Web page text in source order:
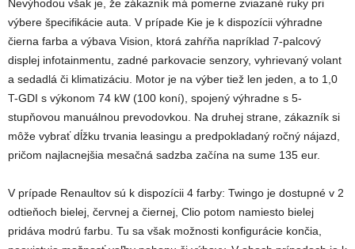
Nevýhodou však je, že zákazník má pomerne zviazané ruky pri
výbere špecifikácie auta. V prípade Kie je k dispozícii výhradne
čierna farba a výbava Vision, ktorá zahŕňa napríklad 7-palcový
displej infotainmentu, zadné parkovacie senzory, vyhrievaný volant
a sedadlá či klimatizáciu. Motor je na výber tiež len jeden, a to 1,0
T-GDI s výkonom 74 kW (100 koní), spojený výhradne s 5-
stupňovou manuálnou prevodovkou. Na druhej strane, zákazník si
môže vybrať dĺžku trvania leasingu a predpokladaný ročný nájazd,
pričom najlacnejšia mesačná sadzba začína na sume 135 eur.
V prípade Renaultov sú k dispozícii 4 farby: Twingo je dostupné v 2
odtieňoch bielej, červnej a čiernej, Clio potom namiesto bielej
pridáva modrú farbu. Tu sa však možnosti konfigurácie končia,